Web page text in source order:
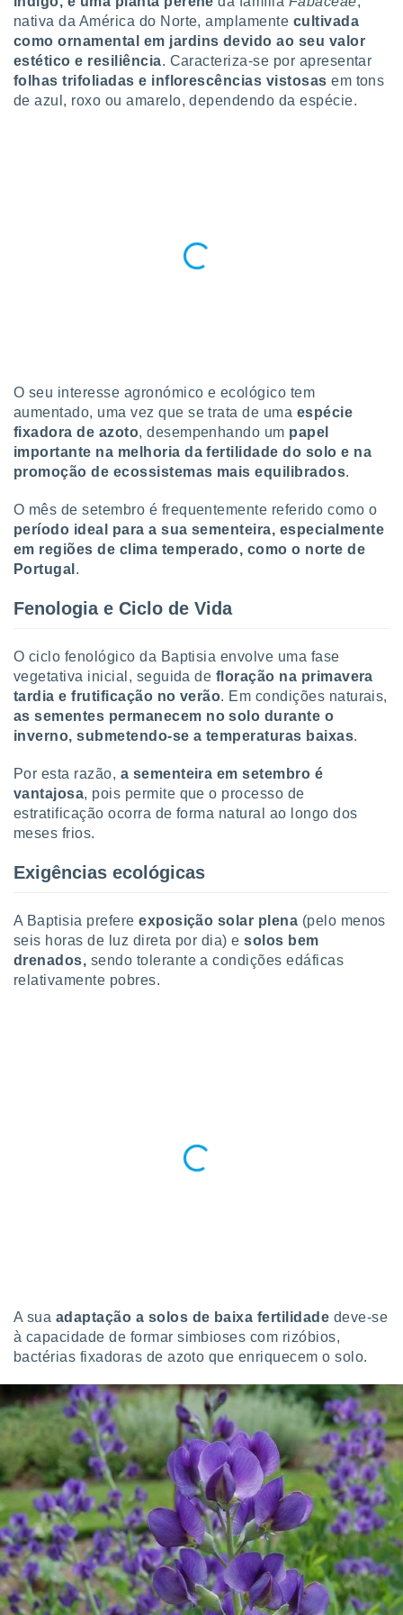
lhe
e
com
Pode
na nossa
a
cookies,
a
site
caso,
para
o
Pode
de
ao
através
nós e
únicos
qualquer
em “
na
ou aceder
num
para
nativa da América do Norte, amplamente cultivada
como ornamental em jardins devido ao seu valor
estético e resiliência. Caracteriza-se por apresentar
folhas trifoliadas e inflorescências vistosas em tons
de azul, roxo ou amarelo, dependendo da espécie.
O seu interesse agronómico e ecológico tem
aumentado, uma vez que se trata de uma espécie
fixadora de azoto, desempenhando um papel
importante na melhoria da fertilidade do solo e na
promoção de ecossistemas mais equilibrados.
O mês de setembro é frequentemente referido como o
período ideal para a sua sementeira, especialmente
em regiões de clima temperado, como o norte de
Portugal .
Fenologia e Ciclo de Vida
O ciclo fenológico da Baptisia envolve uma fase
vegetativa inicial, seguida de floração na primavera
tardia e frutificação no verão. Em condições naturais,
as sementes permanecem no solo durante o
inverno, submetendo-se a temperaturas baixas.
Por esta razão, a sementeira em setembro é
vantajosa, pois permite que o processo de
estratificação ocorra de forma natural ao longo dos
meses frios.
Exigências ecológicas
A Baptisia prefereexposição solar plena (pelo menos
seis horas de luz direta por dia) esolos bem
drenados, sendo tolerante a condições edáficas
relativamente pobres.
A sua adaptação a solos de baixa fertilidade deve-se
à capacidade de formar simbioses com rizóbios,
bactérias fixadoras de azoto que enriquecem o solo.